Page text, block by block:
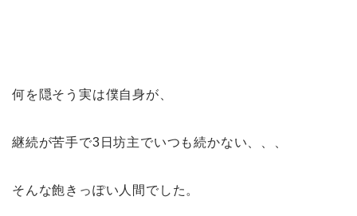
何を隠そう実は僕自身が、
継続が苦手で3日坊主でいつも続かない、、、
そんな飽きっぽい人間でした。